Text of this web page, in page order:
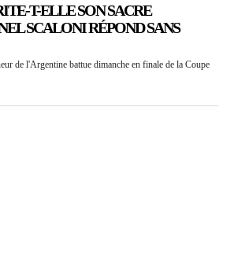
T-ELLE SON SACRE
SCALONI RÉPOND SANS
de l'Argentine battue dimanche en finale de la Coupe